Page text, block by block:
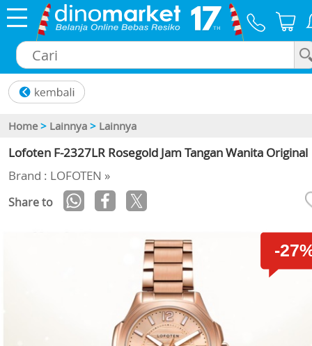
Home > Lainnya > Lainnya
Lofoten F-2327LR Rosegold Jam Tangan Wanita Original
Brand : LOFOTEN »
Share to
-